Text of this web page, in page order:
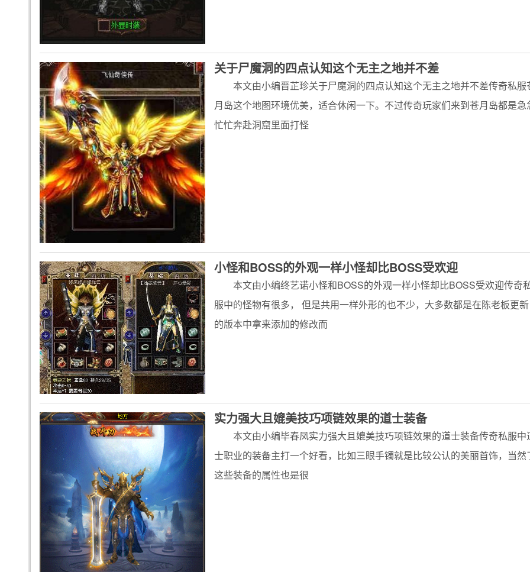
关于尸魔洞的四点认知这个无主之地并不差
本文由小编晋芷珍关于尸魔洞的四点认知这个无主之地并不差传奇私服
月岛这个地图环境优美，适合休闲一下。不过传奇玩家们来到苍月岛都是急
忙忙奔赴洞窟里面打怪
小怪和BOSS的外观一样小怪却比BOSS受欢迎
本文由小编终艺诺小怪和BOSS的外观一样小怪却比BOSS受欢迎传奇
服中的怪物有很多， 但是共用一样外形的也不少，大多数都是在陈老板更新
的版本中拿来添加的修改而
实力强大且媲美技巧项链效果的道士装备
本文由小编毕春凤实力强大且媲美技巧项链效果的道士装备传奇私服中
士职业的装备主打一个好看，比如三眼手镯就是比较公认的美丽首饰，当然
这些装备的属性也是很